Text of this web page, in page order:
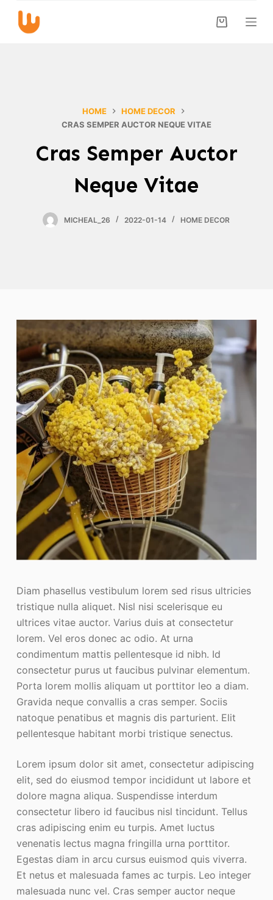
HOME
HOME DECOR
CRAS SEMPER AUCTOR NEQUE VITAE
Cras Semper Auctor
Neque Vitae
MICHEAL_26 2022-01-14 HOME DECOR
Diam phasellus vestibulum lorem sed risus ultricies
tristique nulla aliquet. Nisl nisi scelerisque eu
ultrices vitae auctor. Varius duis at consectetur
lorem. Vel eros donec ac odio. At urna
condimentum mattis pellentesque id nibh. Id
consectetur purus ut faucibus pulvinar elementum.
Porta lorem mollis aliquam ut porttitor leo a diam.
Gravida neque convallis a cras semper. Sociis
natoque penatibus et magnis dis parturient. Elit
pellentesque habitant morbi tristique senectus.
Lorem ipsum dolor sit amet, consectetur adipiscing
elit, sed do eiusmod tempor incididunt ut labore et
dolore magna aliqua. Suspendisse interdum
consectetur libero id faucibus nisl tincidunt. Tellus
cras adipiscing enim eu turpis. Amet luctus
venenatis lectus magna fringilla urna porttitor.
Egestas diam in arcu cursus euismod quis viverra.
Et netus et malesuada fames ac turpis. Leo integer
malesuada nunc vel. Cras semper auctor neque